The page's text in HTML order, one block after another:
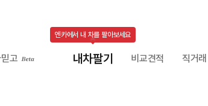
고 내차팔기
엔카에서 내 차를 팔아보세요
비교견적 직거래